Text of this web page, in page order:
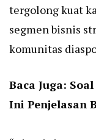
tergolong kuat
segmen bisnis
komunitas
Baca Juga:
Ini Penjelasan